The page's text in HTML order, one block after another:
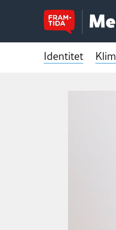
Identitet